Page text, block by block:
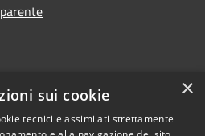
×
sui cookie
tecnici e assimilati strettamente